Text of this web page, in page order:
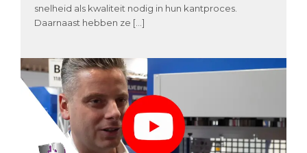
snelheid als kwaliteit nodig in hun kantproces.
Daarnaast hebben ze […]